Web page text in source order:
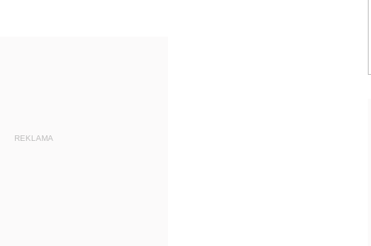
REKLAMA